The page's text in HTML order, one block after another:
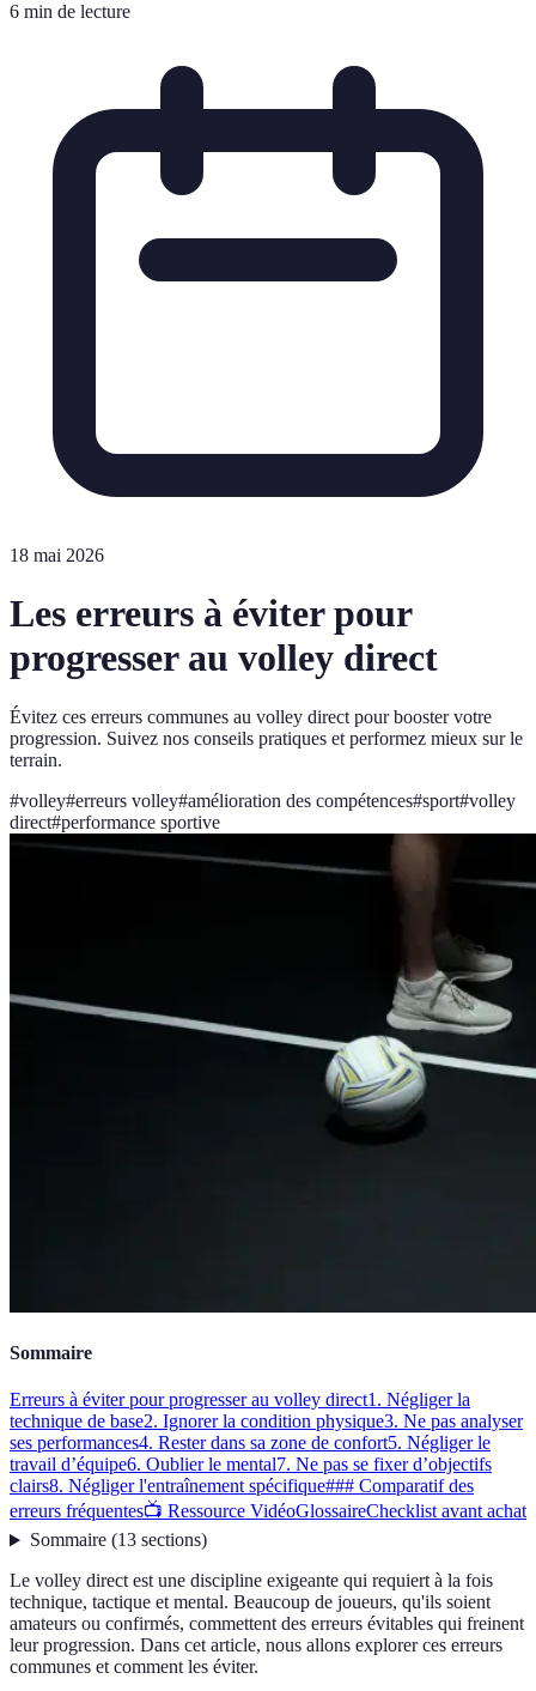
6 min de lecture
18 mai 2026
Les erreurs à éviter pour
progresser au volley direct
Évitez ces erreurs communes au volley direct pour booster votre
progression. Suivez nos conseils pratiques et performez mieux sur le
terrain.
#volley#erreurs volley#amélioration des compétences#sport#volley
direct#performance sportive
Sommaire
Erreurs à éviter pour progresser au volley direct1. Négliger la
technique de base2. Ignorer la condition physique3. Ne pas analyser
ses performances4. Rester dans sa zone de confort5. Négliger le
travail d’équipe6. Oublier le mental7. Ne pas se fixer d’objectifs
clairs8. Négliger l'entraînement spécifique### Comparatif des
erreurs fréquentes📺 Ressource VidéoGlossaireChecklist avant achat
Sommaire(13 sections)
Le volley direct est une discipline exigeante qui requiert à la fois
technique, tactique et mental. Beaucoup de joueurs, qu'ils soient
amateurs ou confirmés, commettent des erreurs évitables qui freinent
leur progression. Dans cet article, nous allons explorer ces erreurs
communes et comment les éviter.